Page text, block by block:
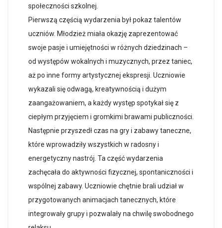
społeczności szkolnej.
Pierwszą częścią wydarzenia był pokaz talentów
uczniów. Młodzież miała okazję zaprezentować
swoje pasje i umiejętności w różnych dziedzinach –
od występów wokalnych i muzycznych, przez taniec,
aż po inne formy artystycznej ekspresji. Uczniowie
wykazali się odwagą, kreatywnością i dużym
zaangażowaniem, a każdy występ spotykał się z
ciepłym przyjęciem i gromkimi brawami publiczności.
Następnie przyszedł czas na gry i zabawy taneczne,
które wprowadziły wszystkich w radosny i
energetyczny nastrój. Ta część wydarzenia
zachęcała do aktywności fizycznej, spontaniczności i
wspólnej zabawy. Uczniowie chętnie brali udział w
przygotowanych animacjach tanecznych, które
integrowały grupy i pozwalały na chwilę swobodnego